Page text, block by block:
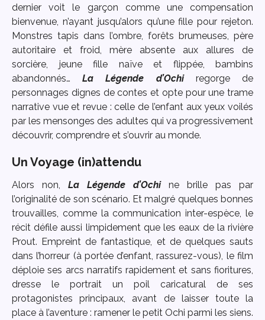
dernier voit le garçon comme une compensation
bienvenue, n’ayant jusqu’alors qu’une fille pour rejeton.
Monstres tapis dans l’ombre, forêts brumeuses, père
autoritaire et froid, mère absente aux allures de
sorcière, jeune fille naïve et flippée, bambins
abandonnés…La Légende d’Ochiregorge de
personnages dignes de contes et opte pour une trame
narrative vue et revue : celle de l’enfant aux yeux voilés
par les mensonges des adultes qui va progressivement
découvrir, comprendre et s’ouvrir au monde.
Un Voyage (in)attendu
Alors non, La Légende d’Ochine brille pas par
l’originalité de son scénario. Et malgré quelques bonnes
trouvailles, comme la communication inter-espèce, le
récit défile aussi limpidement que les eaux de la rivière
Prout. Empreint de fantastique, et de quelques sauts
dans l’horreur (à portée d’enfant, rassurez-vous), le film
déploie ses arcs narratifs rapidement et sans fioritures,
dresse le portrait un poil caricatural de ses
protagonistes principaux, avant de laisser toute la
place à l’aventure : ramener le petit Ochi parmi les siens.